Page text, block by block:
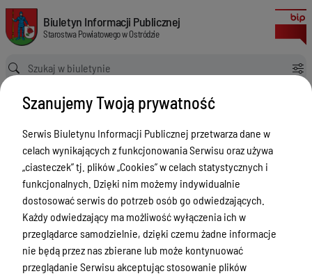
Punkty nieodpłatnej pomocy prawnej
Biuletyn Informacji Publicznej Starostwa Powiatowego w Ostródzie
Biuletyn Informacji Publicznej
Starostwa Powiatowego w Ostródzie
Ścieżka powrotu
Strona główna
Nieodpłatna Pomoc Prawna
Punkty nieodpłatnej pomocy prawnej
Nieodpłatna Pomoc Prawna
Menu Przedmiotowe
Starostwo Powiatowe
Poradnik Interesanta
Informacje o naborze
Zamówienia Publiczne
Wersja
nieobowiązująca z dnia
21-11-2023 10:41:57
Drukuj
Punkty
nieodpłatnej
pomocy
Szanujemy Twoją prywatność
Serwis Biuletynu Informacji Publicznej przetwarza dane w
celach wynikających z funkcjonowania Serwisu oraz używa
„ciasteczek” tj. plików „Cookies” w celach statystycznych i
funkcjonalnych. Dzięki nim możemy indywidualnie
dostosować serwis do potrzeb osób go odwiedzających.
Każdy odwiedzający ma możliwość wyłączenia ich w
przeglądarce samodzielnie, dzięki czemu żadne informacje
nie będą przez nas zbierane lub może kontynuować
przeglądanie Serwisu akceptując stosowanie plików